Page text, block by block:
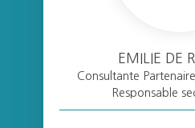
EMILIE DE
Consultante Partenaire
Responsable